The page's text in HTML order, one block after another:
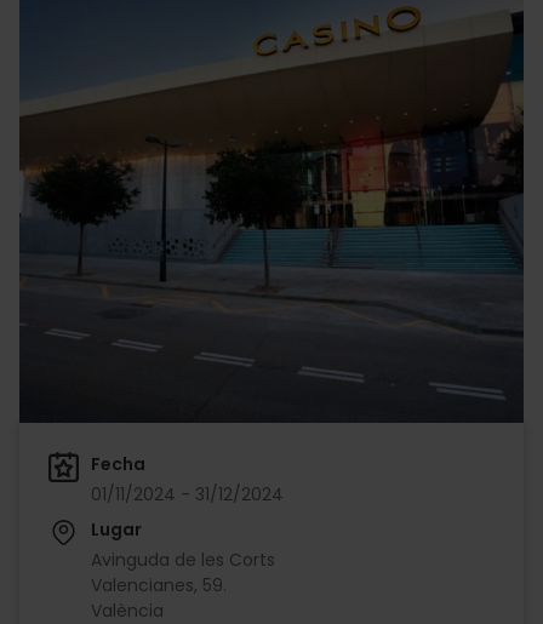
Fecha
01/11/2024 - 31/12/2024
Lugar
Avinguda de les Corts
Valencianes, 59.
València